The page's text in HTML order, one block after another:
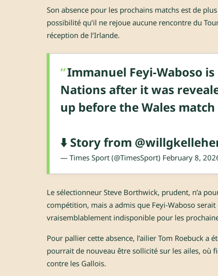
Son absence pour les prochains matchs est de
possibilité qu’il ne rejoue aucune rencontre du
réception de l’Irlande.
Immanuel Feyi-Waboso
Nations after it was
up before the Wales
⬇️ Story from
— Times Sport (@TimesSport) February 8,
Le sélectionneur Steve Borthwick, prudent, n’a
compétition, mais a admis que Feyi-Waboso serait
vraisemblablement indisponible pour les
Pour pallier cette absence, l’ailier Tom Roebuck a
pourrait de nouveau être sollicité sur les ailes, où
contre les Gallois.